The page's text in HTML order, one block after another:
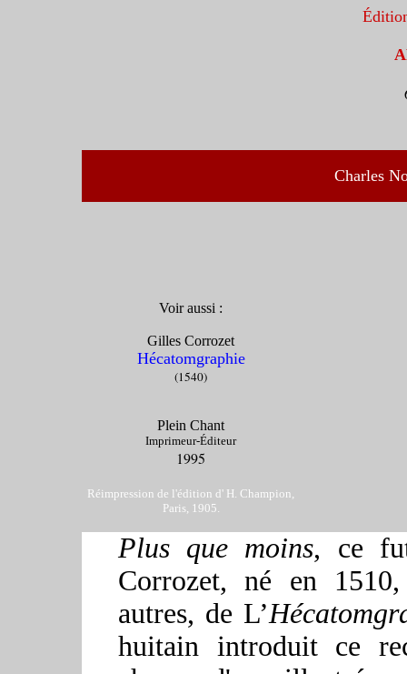
A
Charles
Voir aussi :
Gilles Corrozet
Hécatomgraphie
(1540)
Plein Chant
Imprimeur-Éditeur
1995
Réimpression de l'édition d' H. Champion,
Paris, 1905.
Plus que moins, ce
Corrozet, né en
autres, de L’
huitain introduit ce